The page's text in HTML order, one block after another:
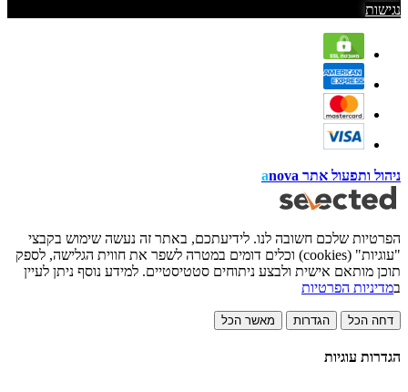
נגישות
ניהול ותפעול אתר anova
הפרטיות שלכם חשובה לנו. לידיעתכם, באתר זה נעשה שימוש בקבצי
"עוגיות" (cookies) וכלים דומים במטרה לשפר את חווית הגלישה, לספק
תוכן מותאם אישית ולבצע ניתוחים סטטיסטיים. למידע נוסף ניתן לעיין
במדיניות הפרטיות
דחה הכל הגדרות מאשר הכל
הגדרות עוגיות